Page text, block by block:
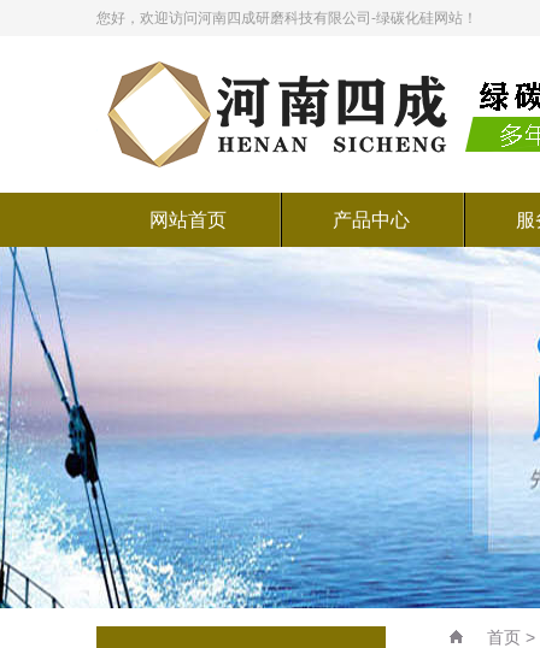
您好，欢迎访问河南四成研磨科技有限公司-绿碳化硅网站！
网站首页 产品中心
首页 >